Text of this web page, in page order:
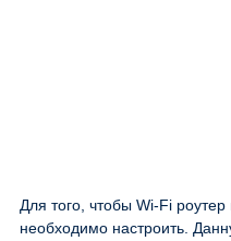
Для того, чтобы Wi-Fi
необходимо настроить.